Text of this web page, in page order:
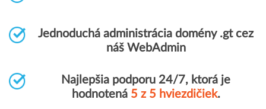
Jednoduchá administrácia domény .gt cez
náš WebAdmin
Najlepšia podporu 24/7, ktorá je
hodnotená 5 z 5 hviezdičiek.